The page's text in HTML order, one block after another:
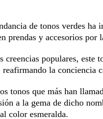
de tonos verdes ha
prendas y accesorios por
creencias populares,
reafirmando la conciencia
tonos que más han
a la gema de dicho
color esmeralda.